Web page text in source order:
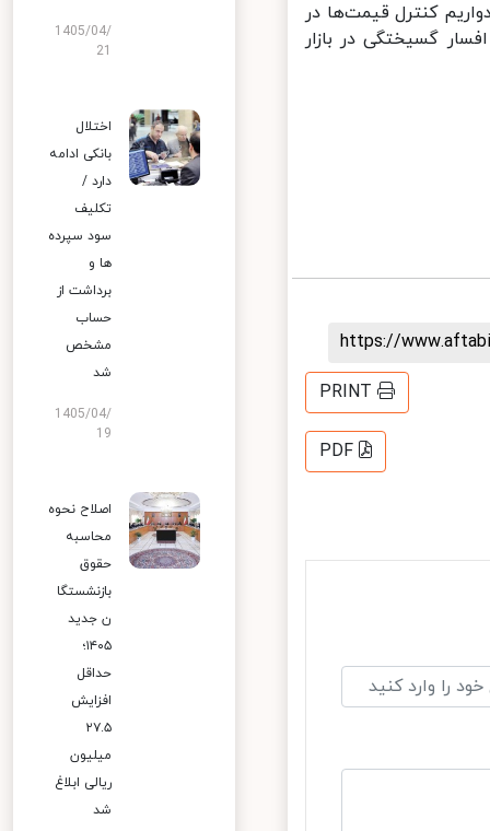
کنترل قیمت‌ها در
گسیختگی در بازار
https://
PRINT
PDF
1405/04/
اختلال
بانکی ادامه
دارد /
تکلیف
سود سپرده
ها و
برداشت از
حساب
مشخص
شد
1405/04/
19
اصلاح نحوه
محاسبه
حقوق
بازنشستگا
ن جدید
۱۴۰۵؛
حداقل
افزایش
۲۷.۵
میلیون
ریالی ابلاغ
شد